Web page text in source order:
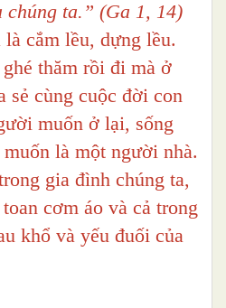
ta.” (Ga 1, 14)
cắm lều, dựng lều.
thăm rồi đi mà ở
sẻ cùng cuộc đời con
muốn ở lại, sống
là một người nhà.
gia đình chúng ta,
cơm áo và cả trong
khổ và yếu đuối của